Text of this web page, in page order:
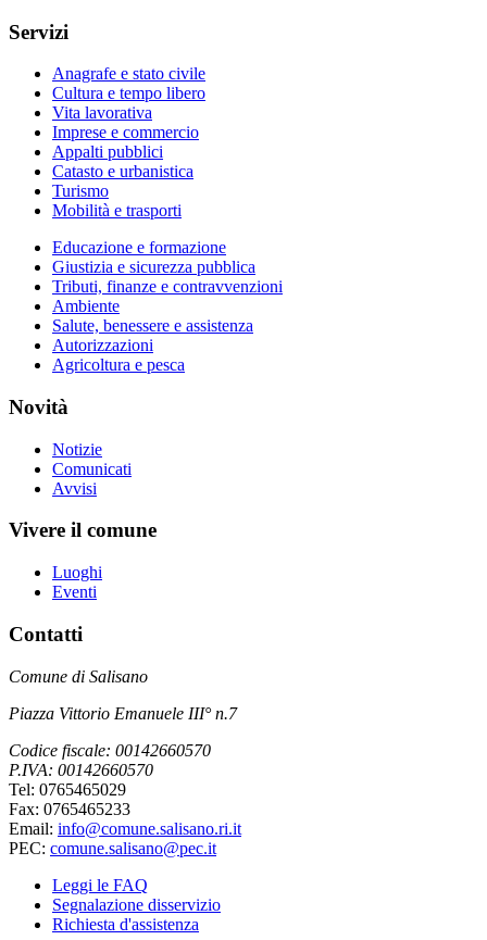
Servizi
Anagrafe e stato civile
Cultura e tempo libero
Vita lavorativa
Imprese e commercio
Appalti pubblici
Catasto e urbanistica
Turismo
Mobilità e trasporti
Educazione e formazione
Giustizia e sicurezza pubblica
Tributi, finanze e contravvenzioni
Ambiente
Salute, benessere e assistenza
Autorizzazioni
Agricoltura e pesca
Novità
Notizie
Comunicati
Avvisi
Vivere il comune
Luoghi
Eventi
Contatti
Comune di Salisano
Piazza Vittorio Emanuele III° n.7
Codice fiscale: 00142660570
P.IVA: 00142660570
Tel: 0765465029
Fax: 0765465233
Email: info@comune.salisano.ri.it
PEC: comune.salisano@pec.it
Leggi le FAQ
Segnalazione disservizio
Richiesta d'assistenza